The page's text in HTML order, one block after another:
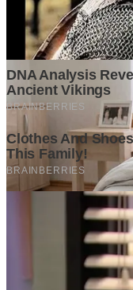
Pentingnya Pipa
1 week ago